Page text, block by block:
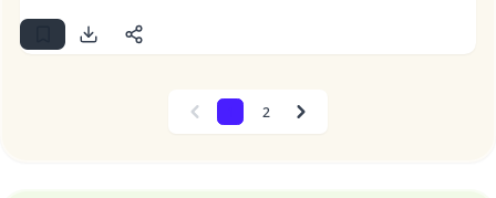
Previous 2 Next